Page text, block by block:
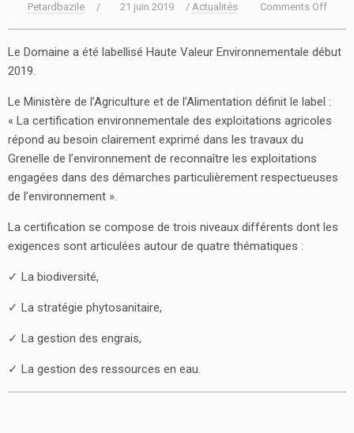
Petardbazile / 21 juin 2019 / Actualités Comments Off
Le Domaine a été labellisé Haute Valeur Environnementale début
2019.
Le Ministère de l’Agriculture et de l’Alimentation définit le label :
« La certification environnementale des exploitations agricoles
répond au besoin clairement exprimé dans les travaux du
Grenelle de l’environnement de reconnaître les exploitations
engagées dans des démarches particulièrement respectueuses
de l’environnement ».
La certification se compose de trois niveaux différents dont les
exigences sont articulées autour de quatre thématiques :
✓ La biodiversité,
✓ La stratégie phytosanitaire,
✓ La gestion des engrais,
✓ La gestion des ressources en eau.